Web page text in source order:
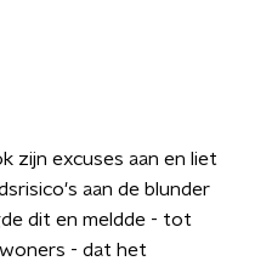
zijn excuses aan en liet
aan de blunder
dit en meldde - tot
- dat het